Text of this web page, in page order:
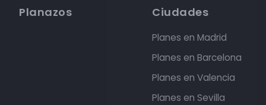
Planazos Ciudades
Planes en Madrid
Planes en Barcelona
Planes en Valencia
Planes en Sevilla